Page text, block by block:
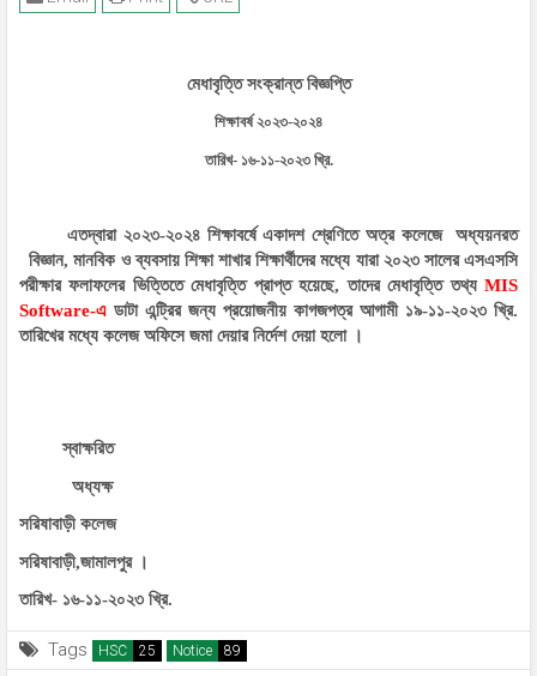
মেধাবৃত্তি সংক্রান্ত বিজ্ঞপ্তি
শিক্ষাবর্ষ ২০২৩-২০২৪
তারিখ- ১৬-১১-২০২৩ খ্রি.
এতদ্বারা ২০২৩-২০২৪ শিক্ষাবর্ষে একাদশ শ্রেণিতে অত্র কলেজে
অধ্যয়নরত
বিজ্ঞান, মানবিক ও ব্যবসায় শিক্ষা শাখার শিক্ষার্থীদের মধ্যে যারা ২০২৩ সালের এসএসসি
পরীক্ষার ফলাফলের ভিত্তিতে মেধাবৃত্তি প্রাপ্ত হয়েছে, তাদের মেধাবৃত্তি তথ্য MIS
Software-এ ডাটা এন্ট্রির জন্য প্রয়োজনীয় কাগজপত্র আগামী ১৯-১১-২০২৩ খ্রি.
তারিখের মধ্যে কলেজ অফিসে জমা দেয়ার নির্দেশ দেয়া হলো ।
স্বাক্ষরিত
অধ্যক্ষ
সরিষাবাড়ী কলেজ
সরিষাবাড়ী,জামালপুর ।
তারিখ- ১৬-১১-২০২৩ খ্রি.
Tags HSC Notice